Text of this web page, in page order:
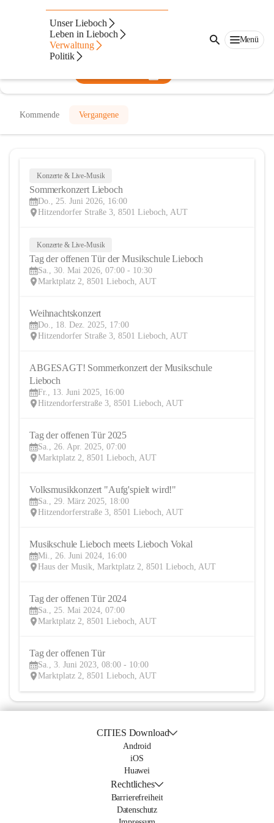
Unser Lieboch
Leben in Lieboch
Verwaltung
Politik
Menü
Musikschule Lieboch
@musikschule-lieboch
Musikschule, Verein
Kommende Vergangene
Konzerte & Live-Musik
Sommerkonzert Lieboch
Do., 25. Juni 2026, 16:00
Hitzendorfer Straße 3, 8501 Lieboch, AUT
Konzerte & Live-Musik
Tag der offenen Tür der Musikschule Lieboch
Sa., 30. Mai 2026, 07:00 - 10:30
Marktplatz 2, 8501 Lieboch, AUT
Weihnachtskonzert
Do., 18. Dez. 2025, 17:00
Hitzendorfer Straße 3, 8501 Lieboch, AUT
ABGESAGT! Sommerkonzert der Musikschule
Lieboch
Fr., 13. Juni 2025, 16:00
Hitzendorferstraße 3, 8501 Lieboch, AUT
Tag der offenen Tür 2025
Sa., 26. Apr. 2025, 07:00
Marktplatz 2, 8501 Lieboch, AUT
Volksmusikkonzert "Aufg'spielt wird!"
Sa., 29. März 2025, 18:00
Hitzendorferstraße 3, 8501 Lieboch, AUT
Musikschule Lieboch meets Lieboch Vokal
Mi., 26. Juni 2024, 16:00
Haus der Musik, Marktplatz 2, 8501 Lieboch, AUT
Tag der offenen Tür 2024
Sa., 25. Mai 2024, 07:00
Marktplatz 2, 8501 Lieboch, AUT
Tag der offenen Tür
Sa., 3. Juni 2023, 08:00 - 10:00
Marktplatz 2, 8501 Lieboch, AUT
CITIES Download
Android
iOS
Huawei
Rechtliches
Barrierefreiheit
Datenschutz